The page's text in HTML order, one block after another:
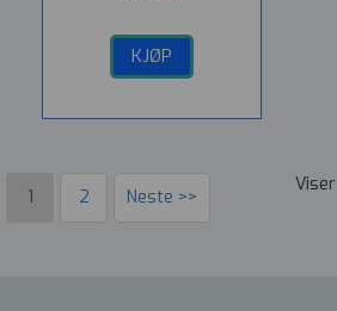
KJØP
1 2 Neste >>
Viser